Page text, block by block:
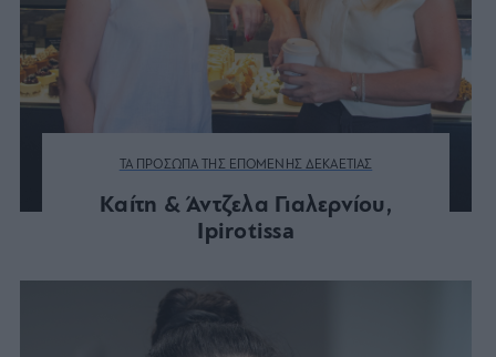
ΤΑ ΠΡΟΣΩΠΑ ΤΗΣ ΕΠΟΜΕΝΗΣ ΔΕΚΑΕΤΙΑΣ
Καίτη & Άντζελα Γιαλερνίου,
Ipirotissa